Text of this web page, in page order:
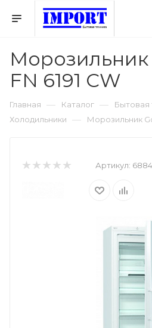
Морозильник
FN 6191 CW
Главная — Каталог — Бытовая
Холодильники — Морозильник
Артикул: